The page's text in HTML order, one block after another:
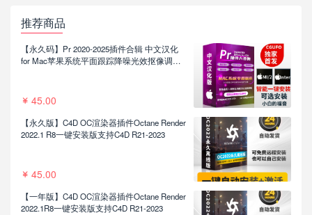
推荐商品
【永久码】Pr 2020-2025插件合辑 中文汉化
for Mac苹果系统平面跟踪降噪光效抠像调色
45.00
【永久版】C4D OC渲染器插件Octane Render
2022.1 R8一键安装版支持C4D R21-2023
45.00
【一年版】C4D OC渲染器插件Octane Render
2022.1R8一键安装版支持C4D R21-2023